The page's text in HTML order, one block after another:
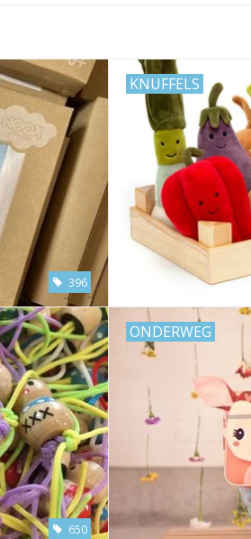
396
KNUFFELS
650
ONDERWEG